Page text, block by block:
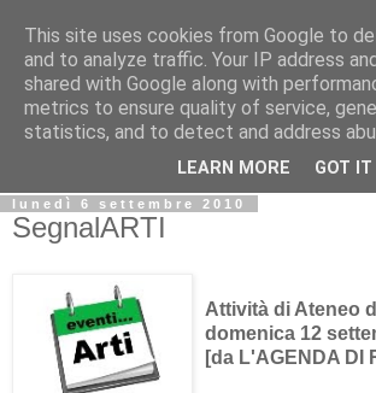
Biblio@rti in
Il Blog della Biblioteca di Area delle arti
informazioni iniziative incontri
lunedì 6 settembre 2010
SegnalARTI
Attività di Ateneo
domenica 12
[da L'AGENDA DI
This site uses cookies from Google to
and to analyze traffic. Your IP address
shared with Google along with
metrics to ensure quality of service,
statistics, and to detect and address
LEARN MORE GOT IT